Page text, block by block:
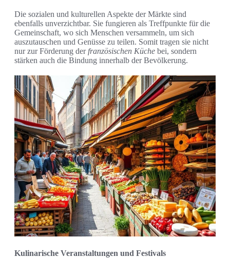
Die sozialen und kulturellen Aspekte der Märkte sind
ebenfalls unverzichtbar. Sie fungieren als Treffpunkte für die
Gemeinschaft, wo sich Menschen versammeln, um sich
auszutauschen und Genüsse zu teilen. Somit tragen sie nicht
nur zur Förderung der französischen Küche bei, sondern
stärken auch die Bindung innerhalb der Bevölkerung.
Kulinarische Veranstaltungen und Festivals